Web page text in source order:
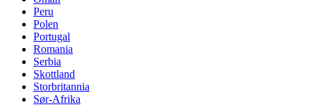
Peru
Polen
Portugal
Romania
Serbia
Skottland
Storbritannia
Sør-Afrika